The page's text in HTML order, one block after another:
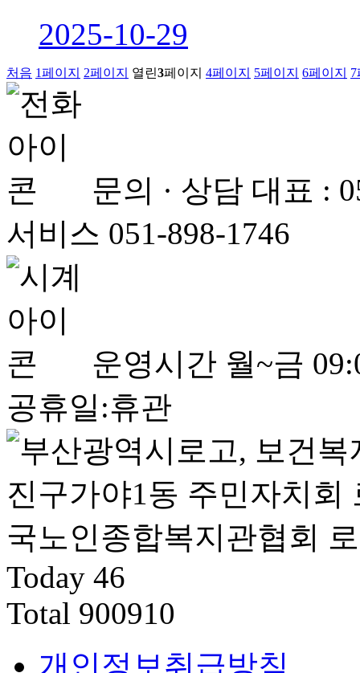
2025-10-29
처음 1페이지 2페이지 열린3페이지 4페이지 5페이지 6페이지 7
문의 · 상담 대표 :
서비스 051-898-1746
운영시간 월~금
공휴일:휴관
Today 46
Total 900910
개인정보취급방침